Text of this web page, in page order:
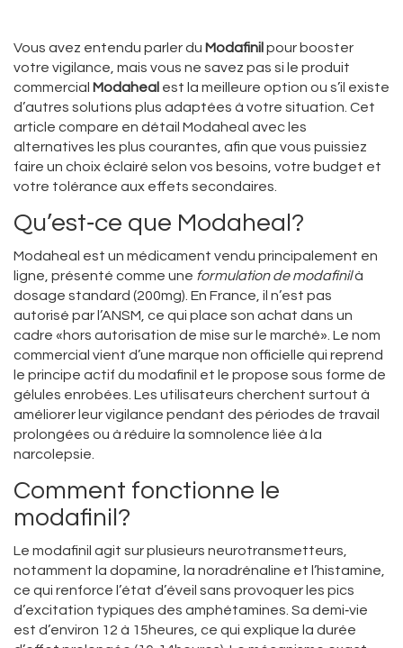
Vous avez entendu parler du Modafinil pour booster
votre vigilance, mais vous ne savez pas si le produit
commercial Modaheal est la meilleure option ou s’il existe
d’autres solutions plus adaptées à votre situation . Cet
article compare en détail Modaheal avec les
alternatives les plus courantes, afin que vous puissiez
faire un choix éclairé selon vos besoins, votre budget et
votre tolérance aux effets secondaires.
Qu’est‑ce que Modaheal?
Modaheal est un médicament vendu principalement en
ligne, présenté comme une formulation de modafinilà
dosage standard (200mg). En France, il n’est pas
autorisé par l’ANSM, ce qui place son achat dans un
cadre «hors autorisation de mise sur le marché». Le nom
commercial vient d’une marque non officielle qui reprend
le principe actif du modafinil et le propose sous forme de
gélules enrobées. Les utilisateurs cherchent surtout à
améliorer leur vigilance pendant des périodes de travail
prolongées ou à réduire la somnolence liée à la
narcolepsie.
Comment fonctionne le
modafinil?
Le modafinil agit sur plusieurs neurotransmetteurs,
notamment la dopamine, la noradrénaline et l’histamine,
ce qui renforce l’état d’éveil sans provoquer les pics
d’excitation typiques des amphétamines. Sa demi‑vie
est d’environ 12 à 15heures, ce qui explique la durée